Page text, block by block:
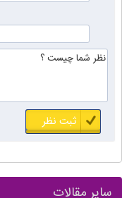
سایر مقالات